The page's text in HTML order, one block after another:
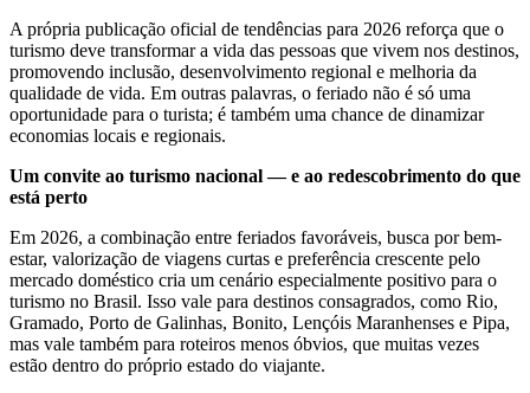
A própria publicação oficial de tendências para 2026 reforça que o
turismo deve transformar a vida das pessoas que vivem nos destinos,
promovendo inclusão, desenvolvimento regional e melhoria da
qualidade de vida. Em outras palavras, o feriado não é só uma
oportunidade para o turista; é também uma chance de dinamizar
economias locais e regionais.
Um convite ao turismo nacional — e ao redescobrimento do que
está perto
Em 2026, a combinação entre feriados favoráveis, busca por bem-
estar, valorização de viagens curtas e preferência crescente pelo
mercado doméstico cria um cenário especialmente positivo para o
turismo no Brasil. Isso vale para destinos consagrados, como Rio,
Gramado, Porto de Galinhas, Bonito, Lençóis Maranhenses e Pipa,
mas vale também para roteiros menos óbvios, que muitas vezes
estão dentro do próprio estado do viajante.